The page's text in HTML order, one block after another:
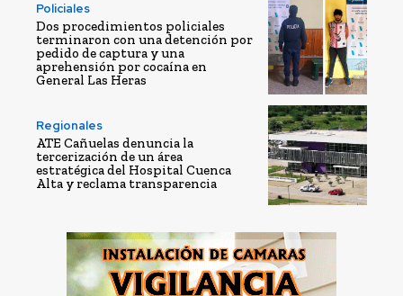
Policiales
Dos procedimientos policiales
terminaron con una detención por
pedido de captura y una
aprehensión por cocaína en
General Las Heras
Regionales
ATE Cañuelas denuncia la
tercerización de un área
estratégica del Hospital Cuenca
Alta y reclama transparencia